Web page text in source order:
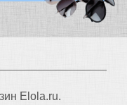
Elola.ru.